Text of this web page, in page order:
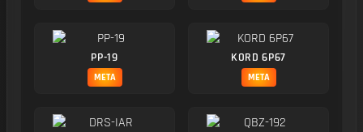
PP-19
META
KORD 6P67
META